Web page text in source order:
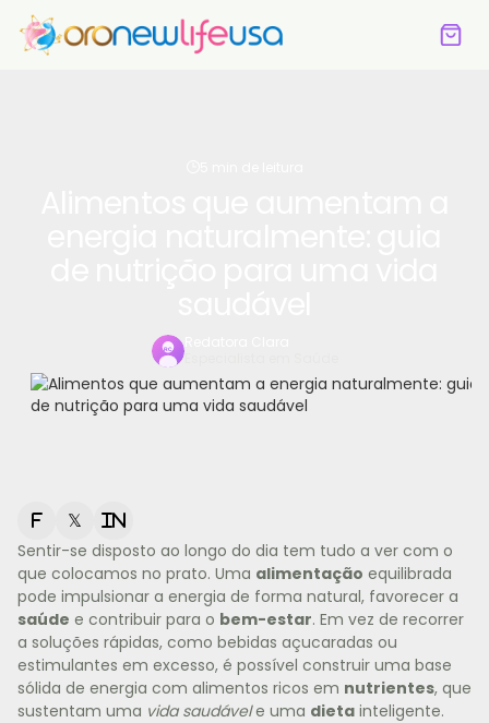
Especialista em Saúde
f 𝕏 in
Sentir-se disposto ao longo do dia tem tudo a ver com o
que colocamos no prato. Uma alimentação equilibrada
pode impulsionar a energia de forma natural, favorecer a
saúde e contribuir para o bem-estar. Em vez de recorrer
a soluções rápidas, como bebidas açucaradas ou
estimulantes em excesso, é possível construir uma base
sólida de energia com alimentos ricos em nutrientes, que
sustentam uma vida saudávele uma dieta inteligente.